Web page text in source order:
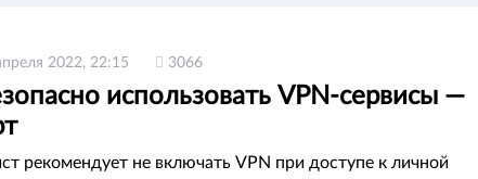
2022, 22:15 3066
использовать VPN-сервисы —
рекомендует не включать VPN при доступе к личной